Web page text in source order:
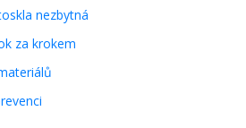
nezbytná
za krokem